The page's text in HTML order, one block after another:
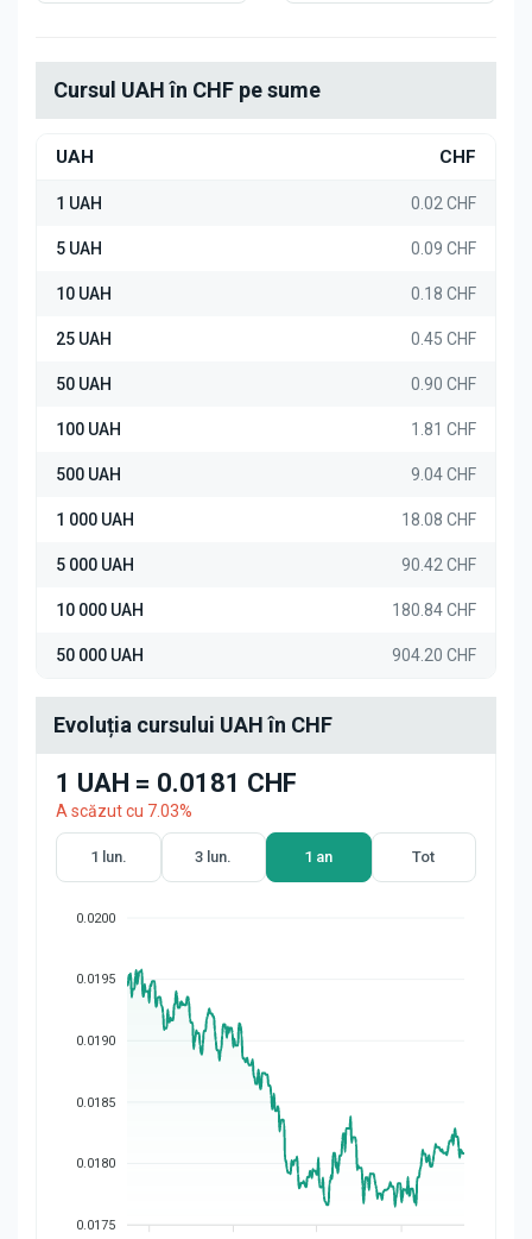
Cursul UAH în CHF pe sume
UAH CHF
1 UAH 0.02 CHF
5 UAH 0.09 CHF
10 UAH 0.18 CHF
25 UAH 0.45 CHF
50 UAH 0.90 CHF
100 UAH 1.81 CHF
500 UAH 9.04 CHF
1 000 UAH 18.08 CHF
5 000 UAH 90.42 CHF
10 000 UAH 180.84 CHF
50 000 UAH 904.20 CHF
Evoluția cursului UAH în CHF
1 UAH = 0.0181 CHF
A scăzut cu 7.03%
1 lun. 3 lun. 1 an Tot
0.0200
0.0195
0.0190
0.0185
0.0180
0.0175